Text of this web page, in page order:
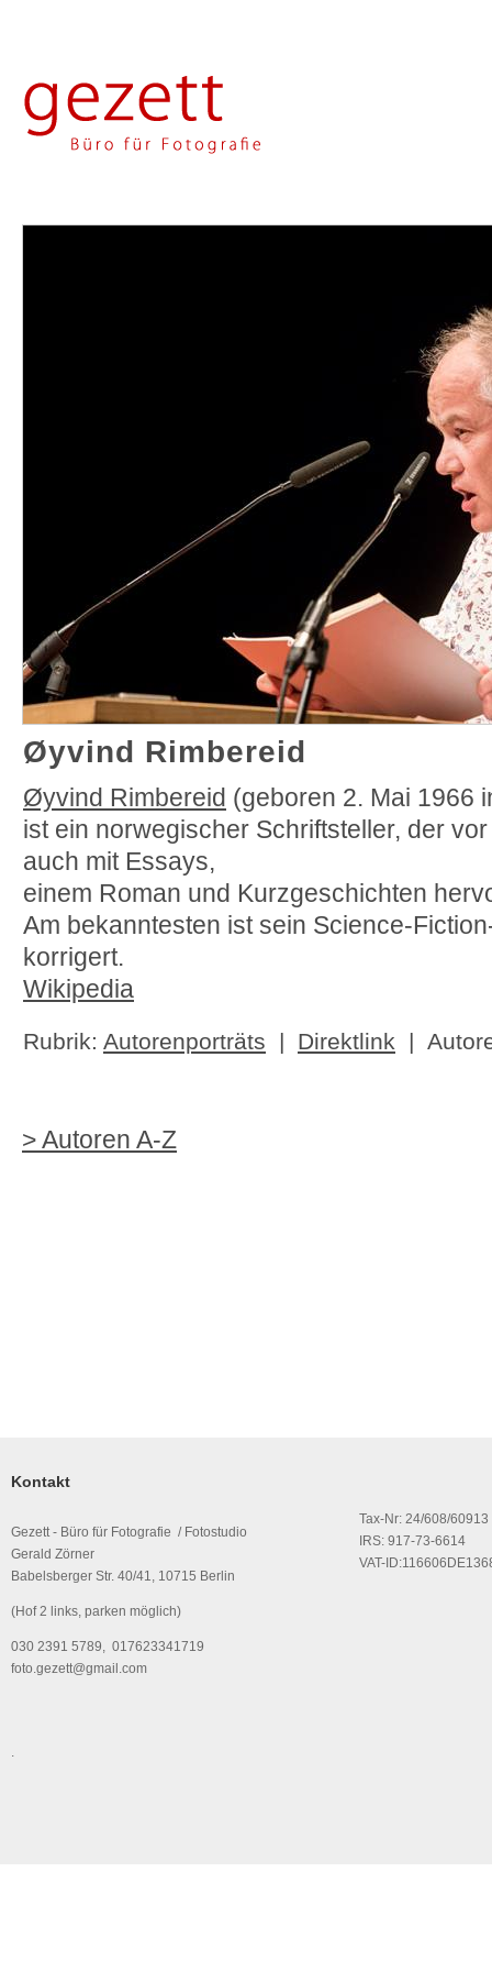
Øyvind Rimbereid
Øyvind Rimbereid (geboren 2. Mai 1966
ist ein norwegischer Schriftsteller, der
auch mit Essays,
einem Roman und Kurzgeschichten
Am bekanntesten ist sein Science-
korrigert.
Wikipedia
Rubrik: Autorenporträts | Direktlink |
> Autoren A-Z
Kontakt
Gezett - Büro für Fotografie / Fotostudio
Gerald Zörner
Babelsberger Str. 40/41, 10715 Berlin
(Hof 2 links, parken möglich)
030 2391 5789, 017623341719
foto.gezett@gmail.com
Tax-Nr: 24/608/60913
IRS: 917-73-6614
VAT-
.